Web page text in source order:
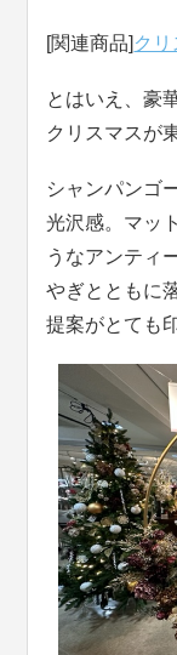
[関連商品] クリ
とはいえ、豪
クリスマスが
シャンパンゴ
光沢感。マッ
うなアンティ
やぎとともに
提案がとても